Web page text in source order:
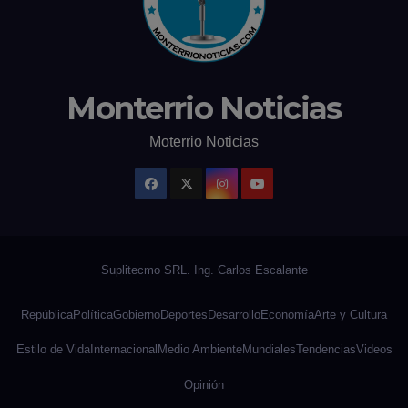
Monterrio Noticias
Moterrio Noticias
RepúblicaPolíticaGobiernoDeportesDesarrolloEconomíaArte y Cultura
Estilo de VidaInternacional Medio AmbienteMundialesTendenciasVideos
Opinión